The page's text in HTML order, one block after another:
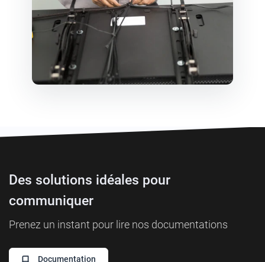
Des solutions idéales pour
communiquer
Prenez un instant pour lire nos documentations
Documentation